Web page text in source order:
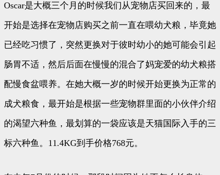
Oscar是大概三个月的时候我们从宠物店买回来的，最
开始是选择在宠物店购买之前一直在喂幼犬粮，毕竟她
已经吃习惯了，突然更换对于彼时幼小的她可能会引起
肠胃不适，然后后面在慢慢的混合了妈宠爱的幼犬粮搭
配慢食盆喂养。在她大概一岁的时候开始更换为正常的
成犬粮食，最开始是根据一些宠物群里面的小伙伴介绍
的渴望六种鱼，最划算的一袋应该是天猫国际入手的三
标六种鱼。11.4KG到手价格768元。